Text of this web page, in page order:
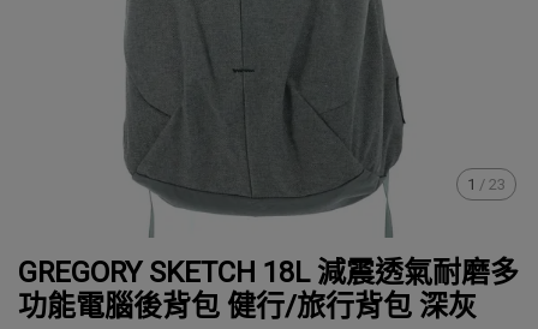
1 /23
GREGORY SKETCH 18L 減震透氣耐磨多
功能電腦後背包 健行/旅行背包 深灰